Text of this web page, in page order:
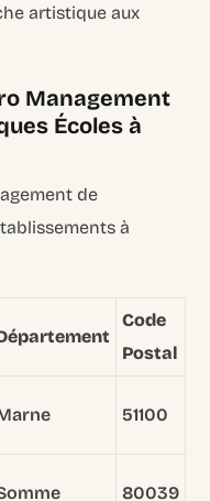
artistique aux
Management
Écoles à
de
à
Code
Postal
51100
80039